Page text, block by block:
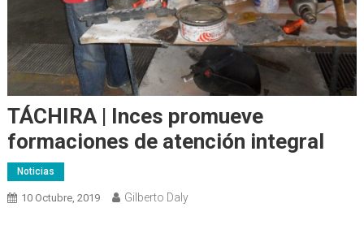
TÁCHIRA | Inces promueve
formaciones de atención integral
Noticias
10 Octubre, 2019 Gilberto Daly